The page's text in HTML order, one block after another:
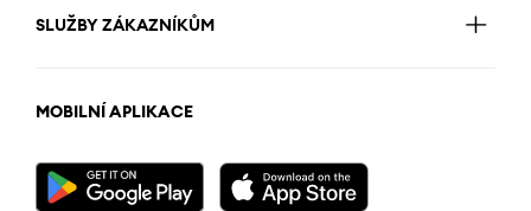
SLUŽBY ZÁKAZNÍKŮM
MOBILNÍ APLIKACE